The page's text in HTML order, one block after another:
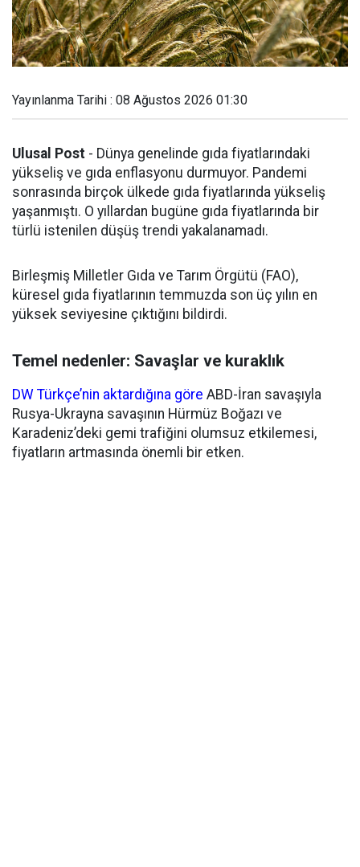
Yayınlanma Tarihi : 08 Ağustos 2026 01:30
Ulusal Post - Dünya genelinde gıda fiyatlarındaki
yükseliş ve gıda enflasyonu durmuyor. Pandemi
sonrasında birçok ülkede gıda fiyatlarında yükseliş
yaşanmıştı. O yıllardan bugüne gıda fiyatlarında bir
türlü istenilen düşüş trendi yakalanamadı.
Birleşmiş Milletler Gıda ve Tarım Örgütü (FAO),
küresel gıda fiyatlarının temmuzda son üç yılın en
yüksek seviyesine çıktığını bildirdi.
Temel nedenler: Savaşlar ve kuraklık
DW Türkçe’nin aktardığına göre ABD-İran savaşıyla
Rusya-Ukrayna savaşının Hürmüz Boğazı ve
Karadeniz’deki gemi trafiğini olumsuz etkilemesi,
fiyatların artmasında önemli bir etken.